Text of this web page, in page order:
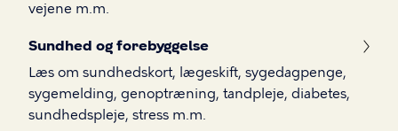
vejene m.m.
Sundhed og forebyggelse
Læs om sundhedskort, lægeskift, sygedagpenge,
sygemelding, genoptræning, tandpleje, diabetes,
sundhedspleje, stress m.m.